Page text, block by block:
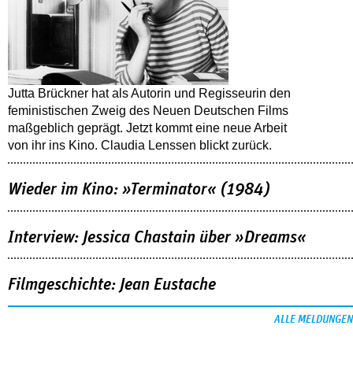
Jutta Brückner hat als Autorin und Regisseurin den
feministischen Zweig des Neuen Deutschen Films
maßgeblich geprägt. Jetzt kommt eine neue Arbeit
von ihr ins Kino. Claudia Lenssen blickt zurück.
Wieder im Kino: »Terminator« (1984)
Interview: Jessica Chastain über »Dreams«
Filmgeschichte: Jean Eustache
ALLE MELDUNGEN